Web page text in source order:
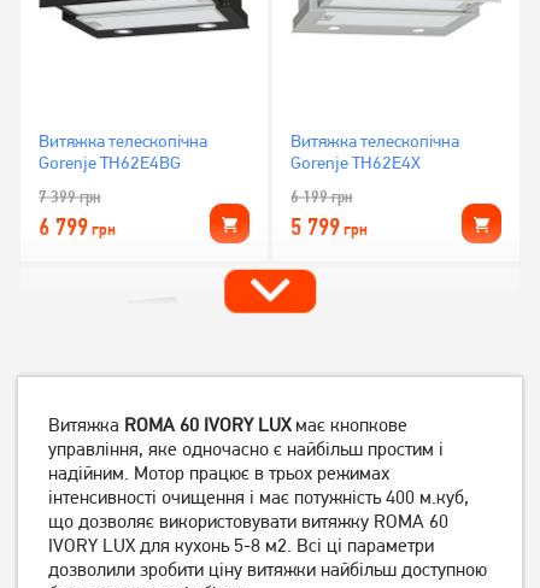
Витяжка телескопічна
Gorenje TH62E4BG
7 399грн
6 799грн
Витяжка телескопічна
Gorenje TH62E4X
6 199грн
5 799грн
Витяжка похила Ventolux
MODENA 60 BK (700) PB
3 999грн
Витяжка пласка Artel Art-
0960 Punto
3 329грн
Витяжка ROMA 60 IVORY LUXмає кнопкове
управління, яке одночасно є найбільш простим і
надійним. Мотор працює в трьох режимах
інтенсивності очищення і має потужність 400 м.куб,
що дозволяє використовувати витяжку ROMA 60
IVORY LUX для кухонь 5-8 м2. Всі ці параметри
дозволили зробити ціну витяжки найбільш доступною